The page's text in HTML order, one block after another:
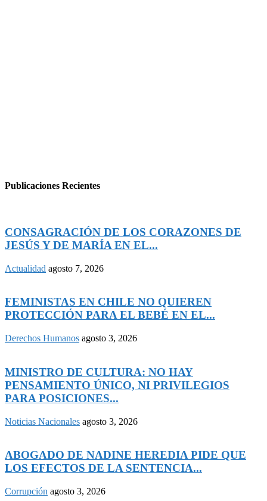
Publicaciones Recientes
CONSAGRACIÓN DE LOS CORAZONES DE
JESÚS Y DE MARÍA EN EL...
Actualidad agosto 7, 2026
FEMINISTAS EN CHILE NO QUIEREN
PROTECCIÓN PARA EL BEBÉ EN EL...
Derechos Humanos agosto 3, 2026
MINISTRO DE CULTURA: NO HAY
PENSAMIENTO ÚNICO, NI PRIVILEGIOS
PARA POSICIONES...
Noticias Nacionales agosto 3, 2026
ABOGADO DE NADINE HEREDIA PIDE QUE
LOS EFECTOS DE LA SENTENCIA...
Corrupción agosto 3, 2026